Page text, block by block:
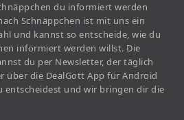
du informiert werden
Schnäppchen ist mit uns ein
und kannst so entscheide, wie du
informiert werden willst. Die
du per Newsletter, der täglich
über die DealGott App für Android
entscheidest und wir bringen dir die